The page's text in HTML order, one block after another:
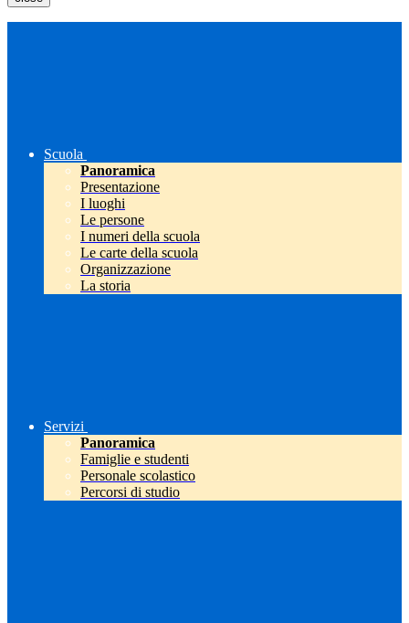
Scuola
Panoramica
Presentazione
I luoghi
Le persone
I numeri della scuola
Le carte della scuola
Organizzazione
La storia
Servizi
Panoramica
Famiglie e studenti
Personale scolastico
Percorsi di studio